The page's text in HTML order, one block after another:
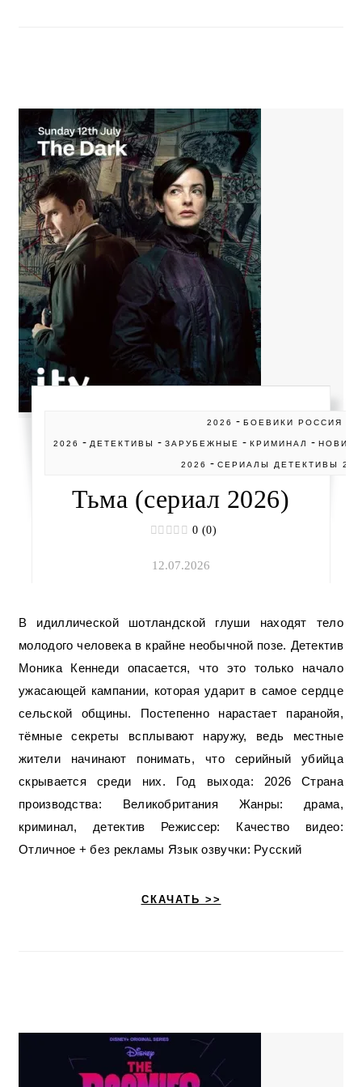
2026 - БОЕВИКИ РОССИЯ
2026 - ДЕТЕКТИВЫ -ЗАРУБЕЖНЫЕ -КРИМИНАЛ -
2026 - СЕРИАЛЫ ДЕТЕКТИВЫ
Тьма (сериал 2026)
0 (0)
12.07.2026
В идиллической шотландской глуши находят тело
молодого человека в крайне необычной позе. Детектив
Моника Кеннеди опасается, что это только начало
ужасающей кампании, которая ударит в самое сердце
сельской общины. Постепенно нарастает паранойя,
тёмные секреты всплывают наружу, ведь местные
жители начинают понимать, что серийный убийца
скрывается среди них. Год выхода: 2026 Страна
производства: Великобритания Жанры: драма,
криминал, детектив Режиссер: Качество видео:
Отличное + без рекламы Язык озвучки: Русский
СКАЧАТЬ >>